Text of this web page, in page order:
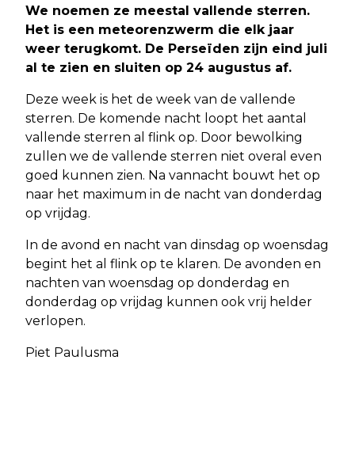
We noemen ze meestal vallende sterren.
Het is een meteorenzwerm die elk jaar
weer terugkomt. De Perseïden zijn eind juli
al te zien en sluiten op 24 augustus af.
Deze week is het de week van de vallende
sterren. De komende nacht loopt het aantal
vallende sterren al flink op. Door bewolking
zullen we de vallende sterren niet overal even
goed kunnen zien. Na vannacht bouwt het op
naar het maximum in de nacht van donderdag
op vrijdag.
In de avond en nacht van dinsdag op woensdag
begint het al flink op te klaren. De avonden en
nachten van woensdag op donderdag en
donderdag op vrijdag kunnen ook vrij helder
verlopen.
Piet Paulusma